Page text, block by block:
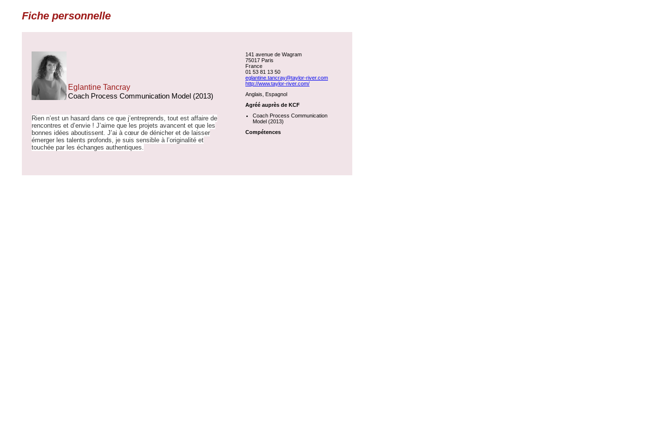
Fiche personnelle
Eglantine Tancray
Coach Process Communication Model (2013)
Rien n’est un hasard dans ce que j’entreprends, tout est affaire de
rencontres et d’envie ! J’aime que les projets avancent et que les
bonnes idées aboutissent. J’ai à cœur de dénicher et de laisser
émerger les talents profonds, je suis sensible à l’originalité et
touchée par les échanges authentiques.
141 avenue de Wagram
75017 Paris
France
01 53 81 13 50
eglantine.tancray@taylor-river.com
http://www.taylor-river.com/
Anglais, Espagnol
Agréé auprès de KCF
Coach Process Communication
Model (2013)
Compétences